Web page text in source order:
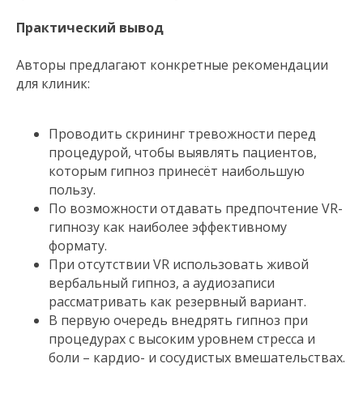
Практический вывод
Авторы предлагают конкретные рекомендации
для клиник:
Проводить скрининг тревожности перед
процедурой, чтобы выявлять пациентов,
которым гипноз принесёт наибольшую
пользу.
По возможности отдавать предпочтение VR-
гипнозу как наиболее эффективному
формату.
При отсутствии VR использовать живой
вербальный гипноз, а аудиозаписи
рассматривать как резервный вариант.
В первую очередь внедрять гипноз при
процедурах с высоким уровнем стресса и
боли – кардио- и сосудистых вмешательствах.